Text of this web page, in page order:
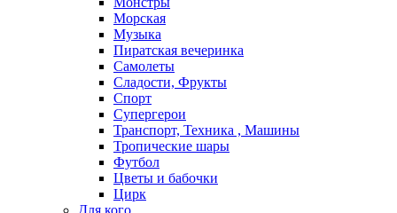
Морская
Музыка
Пиратская вечеринка
Самолеты
Сладости, Фрукты
Спорт
Супергерои
Транспорт, Техника , Машины
Тропические шары
Футбол
Цветы и бабочки
Цирк
Для кого